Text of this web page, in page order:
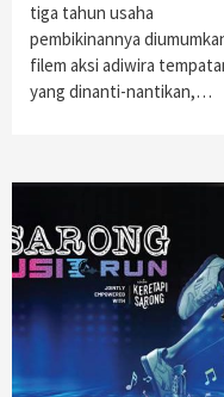
tiga tahun usaha
pembikinannya
filem aksi adiwira
yang dinanti-nantikan,…